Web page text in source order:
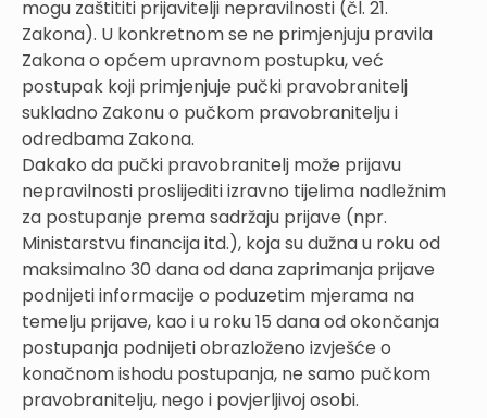
mogu zaštititi prijavitelji nepravilnosti (čl. 21.
Zakona). U konkretnom se ne primjenjuju pravila
Zakona o općem upravnom postupku, već
postupak koji primjenjuje pučki pravobranitelj
sukladno Zakonu o pučkom pravobranitelju i
odredbama Zakona.
Dakako da pučki pravobranitelj može prijavu
nepravilnosti proslijediti izravno tijelima nadležnim
za postupanje prema sadržaju prijave (npr.
Ministarstvu financija itd.), koja su dužna u roku od
maksimalno 30 dana od dana zaprimanja prijave
podnijeti informacije o poduzetim mjerama na
temelju prijave, kao i u roku 15 dana od okončanja
postupanja podnijeti obrazloženo izvješće o
konačnom ishodu postupanja, ne samo pučkom
pravobranitelju, nego i povjerljivoj osobi.